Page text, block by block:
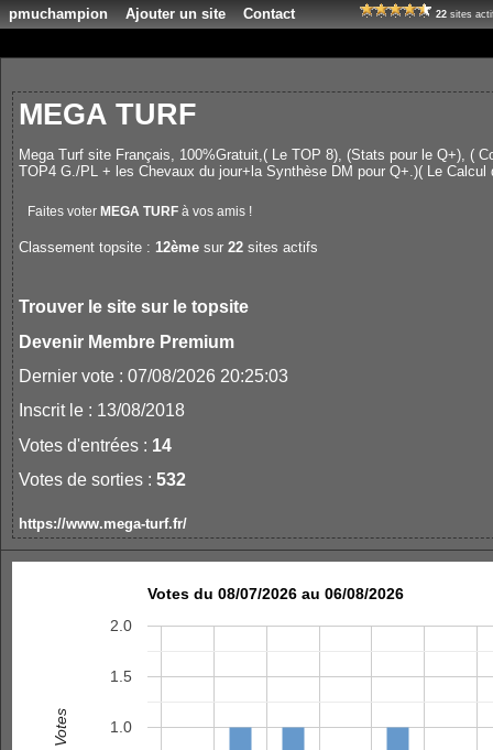
pmuchampion Ajouter un site Contact 22 sites
MEGA TURF
Mega Turf site Français, 100%Gratuit,( Le TOP 8), (Stats pour le Q+), (
TOP4 G./PL + les Chevaux du jour+la Synthèse DM pour Q+.)( Le Calcul
Faites voter MEGA TURF à vos amis !
Classement topsite : 12ème sur 22 sites actifs
Trouver le site sur le topsite
Devenir Membre Premium
Dernier vote : 07/08/2026 20:25:03
Inscrit le : 13/08/2018
Votes d'entrées : 14
Votes de sorties : 532
https://www.mega-turf.fr/
Votes du 08/07/2026 au 06/08/2026
1.0
1.5
2.0
Votes